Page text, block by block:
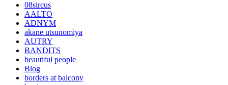
08sircus
AALTO
ADNYM
akane utsunomiya
AUTRY
BANDITS
beautiful people
Blog
borders at balcony